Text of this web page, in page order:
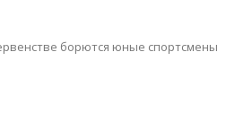
борются юные спортсмены